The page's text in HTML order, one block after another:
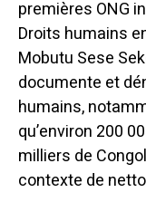
premières ONG
Droits humains
Mobutu Sese
documente et
humains,
qu’environ 200
milliers de
contexte de